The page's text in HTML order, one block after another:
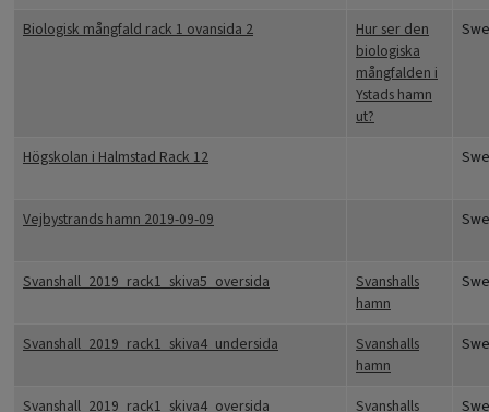
Biologisk mångfald rack 1 ovansida 2
Hur ser den
biologiska
mångfalden i
Ystads hamn
ut?
Högskolan i Halmstad Rack 12
Vejbystrands hamn 2019-09-09
Svanshall_2019_rack1_skiva5_oversida
Svanshalls
hamn
Svanshall_2019_rack1_skiva4_undersida
Svanshalls
hamn
Svanshall_2019_rack1_skiva4_oversida
Svanshalls